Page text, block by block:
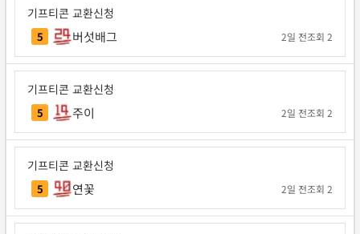
기프티콘 교환신청
5 버섯배그 2일 전조회 2
기프티콘 교환신청
5 주이 2일 전조회 2
기프티콘 교환신청
5 연꽃 2일 전조회 2